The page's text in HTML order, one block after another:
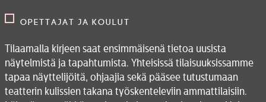
Opettajat ja koulut
Tilaamalla kirjeen saat ensimmäisenä tietoa uusista
näytelmistä ja tapahtumista. Yhteisissä tilaisuuksissamme
tapaa näyttelijöitä, ohjaajia sekä pääsee tutustumaan
teatterin kulissien takana työskenteleviin ammattilaisiin.